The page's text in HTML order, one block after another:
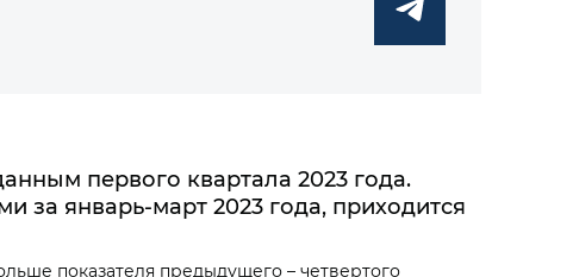
первого квартала 2023 года.
за январь-март 2023 года, приходится
показателя предыдущего – четвертого